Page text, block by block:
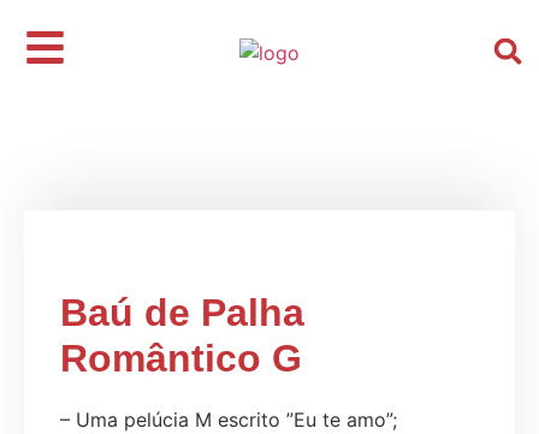
Baú de Palha
Romântico G
– Uma pelúcia M escrito ”Eu te amo”;